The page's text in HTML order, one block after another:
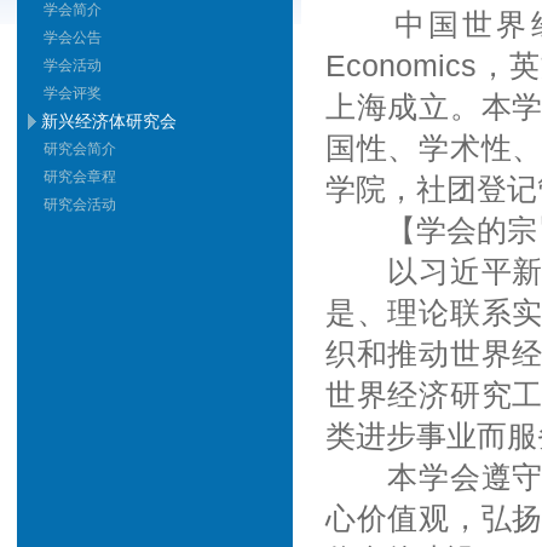
学会简介
学会公告
学会活动
学会评奖
新兴经济体研究会
研究会简介
研究会章程
研究会活动
中国世界
Economics，
上海成立。本
国性、学术性
学院，社团登
【学会的
以习近平
是、理论联系
织和推动世界
世界经济研究
类进步事业而
本学会遵
心价值观，弘